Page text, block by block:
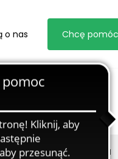
o nas Chcę pomóc
Zgłoś marzyciela